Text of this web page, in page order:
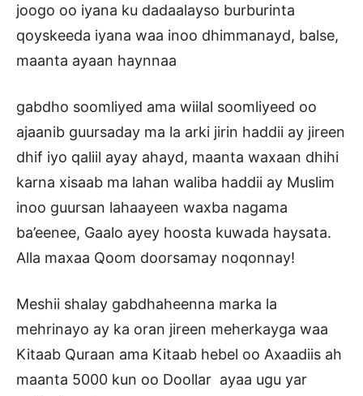
joogo oo iyana ku dadaalayso burburinta
qoyskeeda iyana waa inoo dhimmanayd, balse,
maanta ayaan haynnaa
gabdho soomliyed ama wiilal soomliyeed oo
ajaanib guursaday ma la arki jirin haddii ay jireen
dhif iyo qaliil ayay ahayd, maanta waxaan dhihi
karna xisaab ma lahan waliba haddii ay Muslim
inoo guursan lahaayeen waxba nagama
ba’eenee, Gaalo ayey hoosta kuwada haysata.
Alla maxaa Qoom doorsamay noqonnay!
Meshii shalay gabdhaheenna marka la
mehrinayo ay ka oran jireen meherkayga waa
Kitaab Quraan ama Kitaab hebel oo Axaadiis ah
maanta 5000 kun oo Doollar ayaa ugu yar